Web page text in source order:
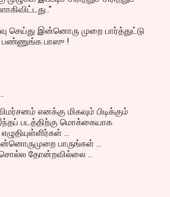
செய்து இன்னொரு முறை பார்த்துட்டு
பண்ணுங்க பாஸு !
எனக்கு மிகவும் பிடிக்கும்
படத்திற்கு மொக்கையாக
...
பாருங்கள் ...
சொல்ல தோன்றவில்லை ..